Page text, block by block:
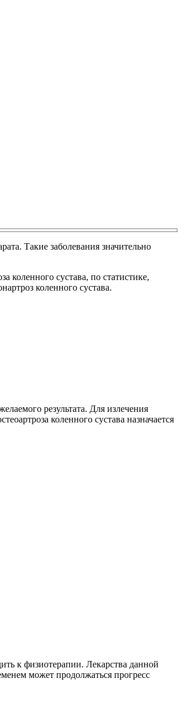
Такие заболевания значительно
коленного сустава, по статистике,
коленного сустава.
результата. Для излечения
коленного сустава назначается
к физиотерапии. Лекарства данной
может продолжаться прогресс